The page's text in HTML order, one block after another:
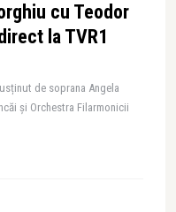
cu Teodor
la TVR1
de soprana Angela
şi Orchestra Filarmonicii